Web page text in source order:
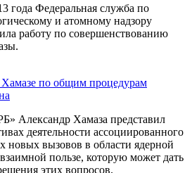
года Федеральная служба по
и атомному надзору
работу по совершенствованию
по общим процедурам
Александр Хамаза представил
деятельности ассоциированного
новых вызовов в области ядерной
пользе, которую может дать
этих вопросов.